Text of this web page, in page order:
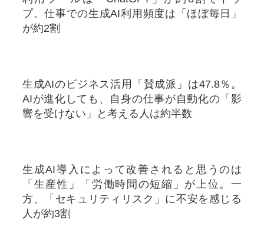
プ。仕事での生成AI利用頻度は「ほぼ毎日」
が約2割
生成AIのビジネス活用「賛成派」は47.8％。
AIが進化しても、自身の仕事が自動化の「影
響を受けない」と考える人は約半数
生成AI導入によって改善されると思うのは
「生産性」「労働時間の短縮」が上位。一
方、「セキュリティリスク」に不安を感じる
人が約3割